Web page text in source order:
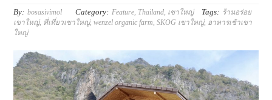
By: bosasivimol Category: Feature Thailand เขาใหญ่ Tags: ร้านอร่อย
เขาใหญ่, ที่เที่ยวเขาใหญ่,wenzel organic farm ,SKOG เขาใหญ่, อาหารเช้าเขา
ใหญ่